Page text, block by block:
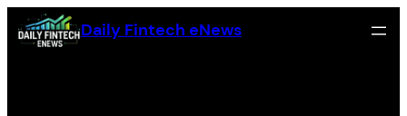
Skip
to
Daily Fintech eNews